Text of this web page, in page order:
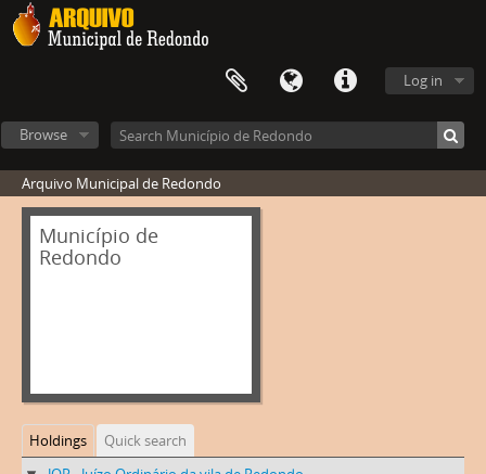
Log in
Browse
Arquivo Municipal de Redondo
Município de
Redondo
Holdings
Quick search